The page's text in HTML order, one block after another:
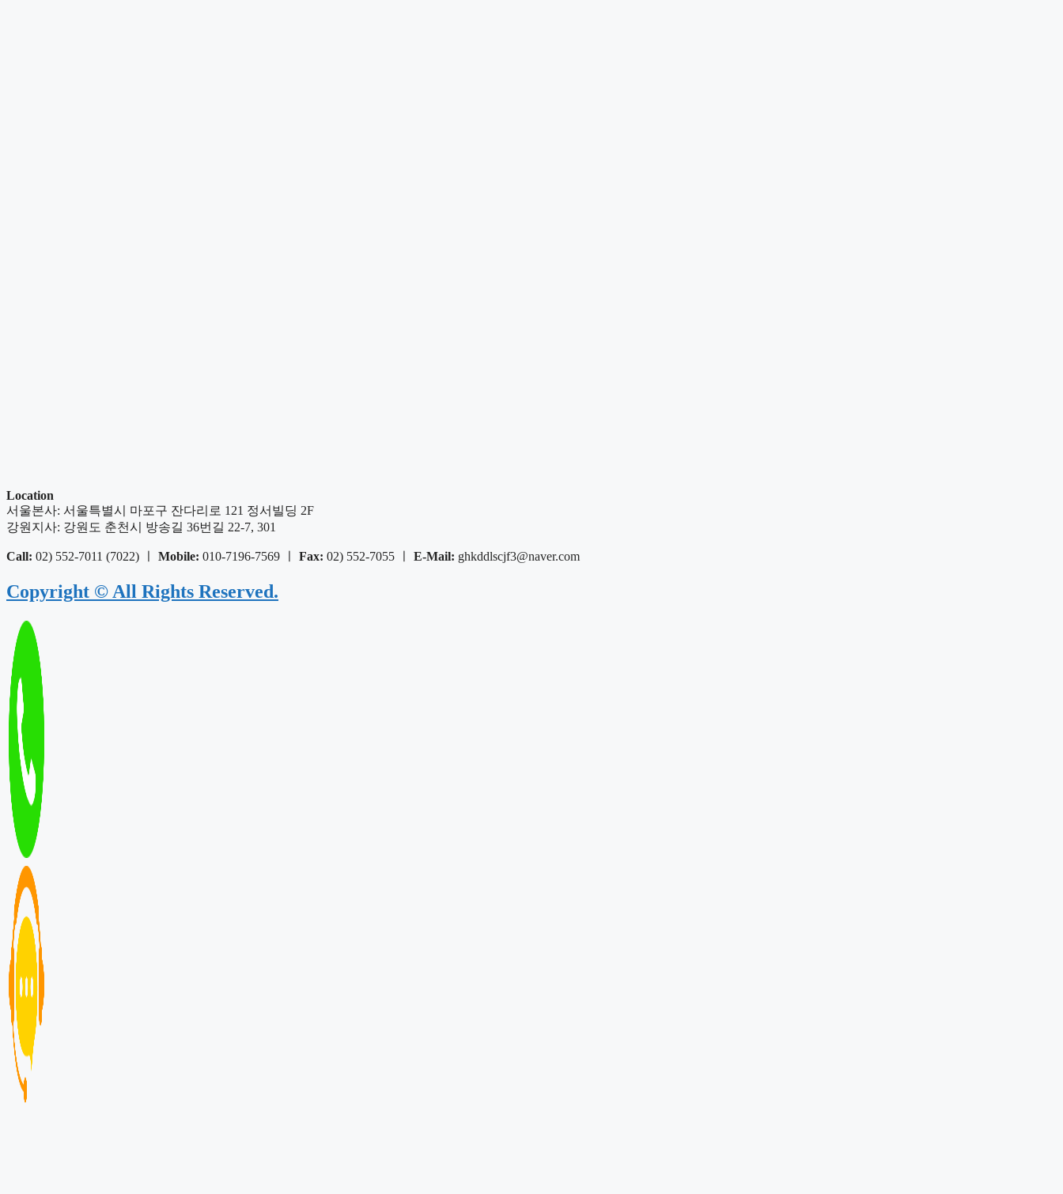
Location
서울본사: 서울특별시 마포구 잔다리로 121 정서빌딩 2F
강원지사: 강원도 춘천시 방송길 36번길 22-7, 301
Call: 02) 552-7011 (7022) ㅣ Mobile: 010-7196-7569 ㅣ Fax: 02) 552-7055 ㅣ E-Mail: ghkddlscjf3@naver.com
Copyright © All Rights Reserved.